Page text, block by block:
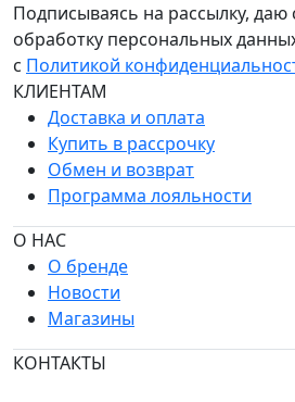
Подписываясь на рассылку, даю
обработку персональных
с Политикой
КЛИЕНТАМ
Доставка и оплата
Купить в рассрочку
Обмен и возврат
Программа лояльности
О НАС
О бренде
Новости
Магазины
КОНТАКТЫ